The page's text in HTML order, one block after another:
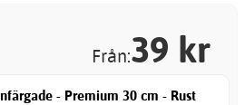
Från:39 kr
- Premium 30 cm - Rust